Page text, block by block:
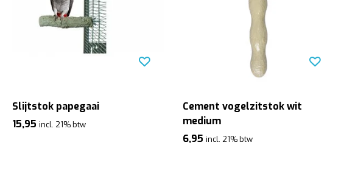
Slijtstok papegaai
15,95 incl. 21% btw
Cement vogelzitstok wit
medium
6,95 incl. 21% btw